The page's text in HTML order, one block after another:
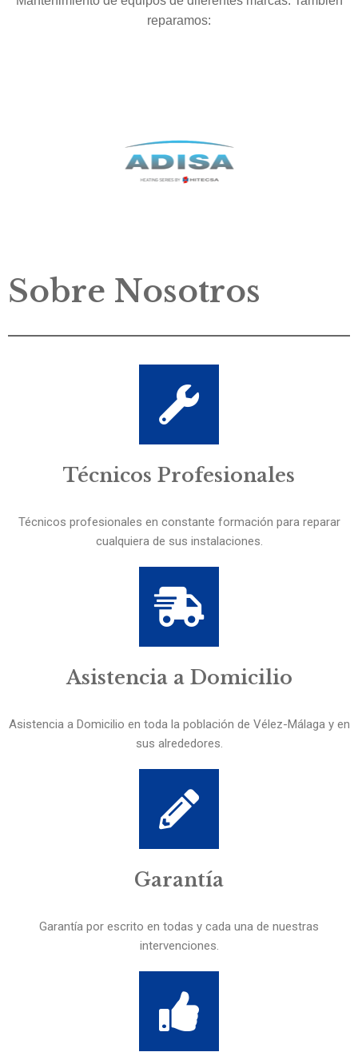
reparamos:
Sobre Nosotros
Técnicos Profesionales
Técnicos profesionales en constante formación para reparar
cualquiera de sus instalaciones.
Asistencia a Domicilio
Asistencia a Domicilio en toda la población de Vélez-Málaga y en
sus alrededores.
Garantía
Garantía por escrito en todas y cada una de nuestras
intervenciones.